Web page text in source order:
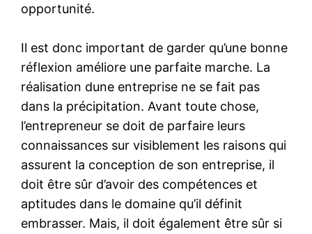
opportunité.
Il est donc important de garder qu’une bonne
réflexion améliore une parfaite marche. La
réalisation dune entreprise ne se fait pas
dans la précipitation. Avant toute chose,
l’entrepreneur se doit de parfaire leurs
connaissances sur visiblement les raisons qui
assurent la conception de son entreprise, il
doit être sûr d’avoir des compétences et
aptitudes dans le domaine qu’il définit
embrasser. Mais, il doit également être sûr si